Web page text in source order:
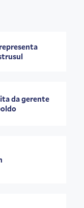
da gerente